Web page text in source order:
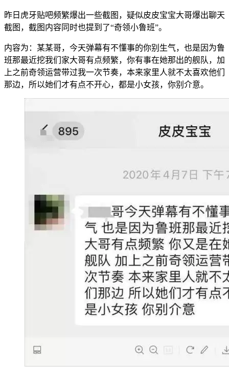
昨日虎牙贴吧频繁爆出一些截图，疑似皮皮宝宝大哥爆出聊天
截图，截图内容同时也提到了“奇领小鲁班”。
内容为：某某哥，今天弹幕有不懂事的你别生气，也是因为鲁
班那最近挖我们家大哥有点频繁，你有事在她那出的舰队，加
上之前奇领运营带过我一次节奏，本来家里人就不太喜欢他们
那边，所以她们才有点不开心，都是小女孩，你别介意。